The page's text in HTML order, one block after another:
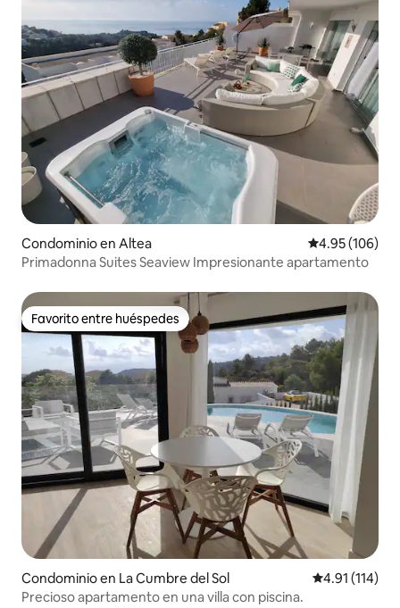
Condominio en Altea Calificación
4.95 (106)
Primadonna Suites Seaview Impresionante apartamento
Favorito entre huéspedes
Favorito entre huéspedes
Condominio en La Cumbre del Sol Calificación
4.91 (114)
Precioso apartamento en una villa con piscina.